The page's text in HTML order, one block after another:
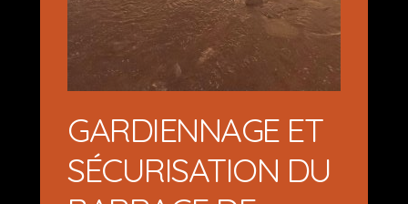
GARDIENNAGE ET
SÉCURISATION DU